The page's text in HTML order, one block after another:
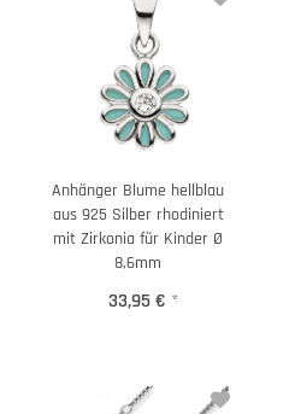
Anhänger Blume hellblau
aus 925 Silber rhodiniert
mit Zirkonia für Kinder Ø
8,6mm
33,95 € *